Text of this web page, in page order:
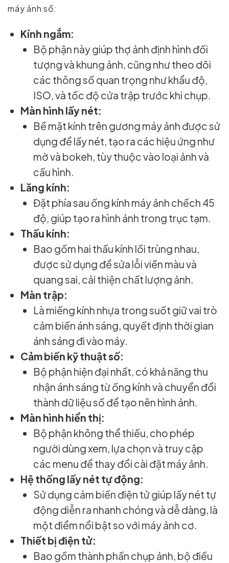
máy ảnh số:
Kính ngắm:
Bộ phận này giúp thợ ảnh định hình đối
tượng và khung ảnh, cũng như theo dõi
các thông số quan trọng như khẩu độ,
ISO, và tốc độ cửa trập trước khi chụp.
Màn hình lấy nét:
Bề mặt kính trên gương máy ảnh được sử
dụng để lấy nét, tạo ra các hiệu ứng như
mờ và bokeh, tùy thuộc vào loại ảnh và
cấu hình.
Lăng kính:
Đặt phía sau ống kính máy ảnh chếch 45
độ, giúp tạo ra hình ảnh trong trục tạm.
Thấu kính:
Bao gồm hai thấu kính lồi trùng nhau,
được sử dụng để sửa lỗi viền màu và
quang sai, cải thiện chất lượng ảnh.
Màn trập:
Là miếng kính nhựa trong suốt giữ vai trò
cảm biến ánh sáng, quyết định thời gian
ánh sáng đi vào máy.
Cảm biến kỹ thuật số:
Bộ phận hiện đại nhất, có khả năng thu
nhận ánh sáng từ ống kính và chuyển đổi
thành dữ liệu số để tạo nên hình ảnh.
Màn hình hiển thị:
Bộ phận không thể thiếu, cho phép
người dùng xem, lựa chọn và truy cập
các menu để thay đổi cài đặt máy ảnh.
Hệ thống lấy nét tự động:
Sử dụng cảm biến điện tử giúp lấy nét tự
động diễn ra nhanh chóng và dễ dàng, là
một điểm nổi bật so với máy ảnh cơ.
Thiết bị điện tử:
Bao gồm thành phần chụp ảnh, bộ điều